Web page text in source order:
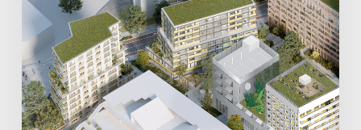
000
m2
de
programmes
mixtes